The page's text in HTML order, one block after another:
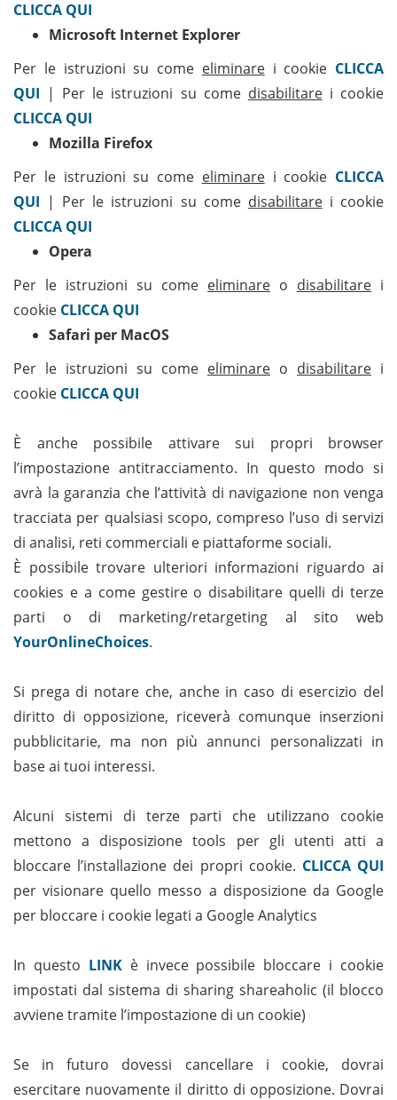
CLICCA QUI
Microsoft Internet Explorer
Per le istruzioni su come eliminarei cookie CLICCA
QUI | Per le istruzioni su come disabilitarei cookie
CLICCA QUI
Mozilla Firefox
Per le istruzioni su come eliminarei cookie CLICCA
QUI | Per le istruzioni su come disabilitarei cookie
CLICCA QUI
Opera
Per le istruzioni su come eliminare o disabilitare i
cookie CLICCA QUI
Safari per MacOS
Per le istruzioni su come eliminare o disabilitare i
cookie CLICCA QUI
È anche possibile attivare sui propri browser
l’impostazione antitracciamento. In questo modo si
avrà la garanzia che l’attività di navigazione non venga
tracciata per qualsiasi scopo, compreso l’uso di servizi
di analisi, reti commerciali e piattaforme sociali.
È possibile trovare ulteriori informazioni riguardo ai
cookies e a come gestire o disabilitare quelli di terze
parti o di marketing/retargeting al sito web
YourOnlineChoices.
Si prega di notare che, anche in caso di esercizio del
diritto di opposizione, riceverà comunque inserzioni
pubblicitarie, ma non più annunci personalizzati in
base ai tuoi interessi.
Alcuni sistemi di terze parti che utilizzano cookie
mettono a disposizione tools per gli utenti atti a
bloccare l’installazione dei propri cookie. CLICCA QUI
per visionare quello messo a disposizione da Google
per bloccare i cookie legati a Google Analytics
In questo LINKè invece possibile bloccare i cookie
impostati dal sistema di sharing shareaholic (il blocco
avviene tramite l’impostazione di un cookie)
Se in futuro dovessi cancellare i cookie, dovrai
esercitare nuovamente il diritto di opposizione. Dovrai